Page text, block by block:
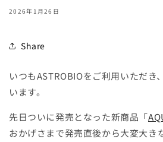
2026年1月26日
Share
いつもASTROBIOをご利用いただき
います。
先日ついに発売となった新商品「
おかげさまで発売直後から大変大き